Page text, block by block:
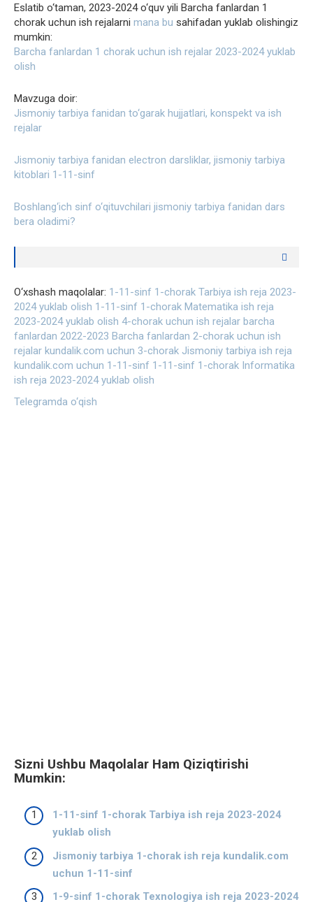
Eslatib o‘taman, 2023-2024 o‘quv yili Barcha fanlardan 1
chorak uchun ish rejalarni mana bu sahifadan yuklab olishingiz
mumkin:
Barcha fanlardan 1 chorak uchun ish rejalar 2023-2024 yuklab
olish
Mavzuga doir:
Jismoniy tarbiya fanidan to‘garak hujjatlari, konspekt va ish
rejalar
Jismoniy tarbiya fanidan electron darsliklar, jismoniy tarbiya
kitoblari 1-11-sinf
Boshlang‘ich sinf o‘qituvchilari jismoniy tarbiya fanidan dars
bera oladimi?
O‘xshash maqolalar: 1-11-sinf 1-chorak Tarbiya ish reja 2023-
2024 yuklab olish 1-11-sinf 1-chorak Matematika ish reja
2023-2024 yuklab olish 4-chorak uchun ish rejalar barcha
fanlardan 2022-2023 Barcha fanlardan 2-chorak uchun ish
rejalar kundalik.com uchun 3-chorak Jismoniy tarbiya ish reja
kundalik.com uchun 1-11-sinf 1-11-sinf 1-chorak Informatika
ish reja 2023-2024 yuklab olish
Telegramda o‘qish
Sizni Ushbu Maqolalar Ham Qiziqtirishi
Mumkin:
1-11-sinf 1-chorak Tarbiya ish reja 2023-2024
yuklab olish
Jismoniy tarbiya 1-chorak ish reja kundalik.com
uchun 1-11-sinf
1-9-sinf 1-chorak Texnologiya ish reja 2023-2024